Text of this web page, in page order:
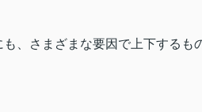
、さまざまな要因で上下するも